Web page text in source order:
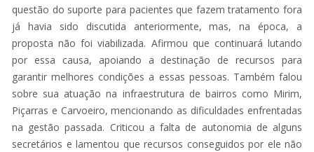
questão do suporte para pacientes que fazem tratamento fora
já havia sido discutida anteriormente, mas, na época, a
proposta não foi viabilizada. Afirmou que continuará lutando
por essa causa, apoiando a destinação de recursos para
garantir melhores condições a essas pessoas. Também falou
sobre sua atuação na infraestrutura de bairros como Mirim,
Piçarras e Carvoeiro, mencionando as dificuldades enfrentadas
na gestão passada. Criticou a falta de autonomia de alguns
secretários e lamentou que recursos conseguidos por ele não